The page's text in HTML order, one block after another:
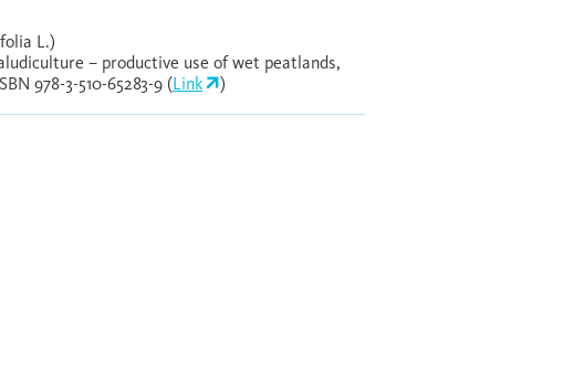
L.)
– productive use of wet peatlands,
978-3-510-65283-9 (Link )